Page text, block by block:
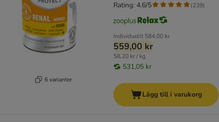
6 varianter
Individuellt 584,00 kr
559,00 kr
58,20 kr / kg
531,05 kr
Rating: 4.6/5 (239)
Lägg till i varukorg